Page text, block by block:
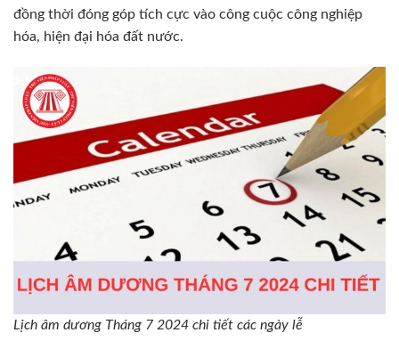
đồng thời đóng góp tích cực vào công cuộc công nghiệp
hóa, hiện đại hóa đất nước.
Lịch âm dương Tháng 7 2024 chi tiết các ngày lễ